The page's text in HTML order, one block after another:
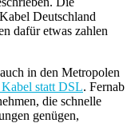
Deutschland
dafür etwas zahlen
in den Metropolen
statt DSL. Fernab
die schnelle
genügen,